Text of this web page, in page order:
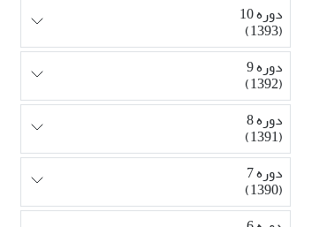
دوره 10
(1393)
دوره 9
(1392)
دوره 8
(1391)
دوره 7
(1390)